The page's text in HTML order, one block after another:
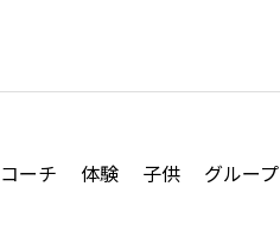
コーチ 体験 子供 グループ